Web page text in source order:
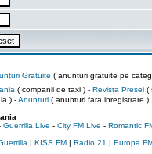
Gratuite ( anunturi gratuite pe
( companii de taxi ) - Revista Presei(
)-Anunturi( anunturi fara inregistrare )
Guerrilla Live - City FM Live - Romantic
| KISS FM| Radio 21 | Europa